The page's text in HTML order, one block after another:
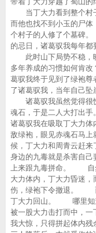
当丁大力看到整个村子
而他也找不到小玉的尸
个村子的人修了个墓碑
的忌日，诸葛驭我每年都
此时山下局势不稳，
多年养成的习惯如何肯
葛驭我终于见到了绿袍
了诸葛驭我，当年自己坠
诸葛驭我虽然觉得很
魂石，于是二人大打出手
诸葛驭我在吸取丁大力
敌绿袍，眼见赤魂石马
候，丁大力和周青云赶
身边的九毒就是杀害自
上来跟九毒拼命。 自
大力体内，丁大力昏迷
伤，绿袍下令撤退。
丁大力回山。 哪里知
被一股大力击打而中，
我大惊，只得拼起体内残